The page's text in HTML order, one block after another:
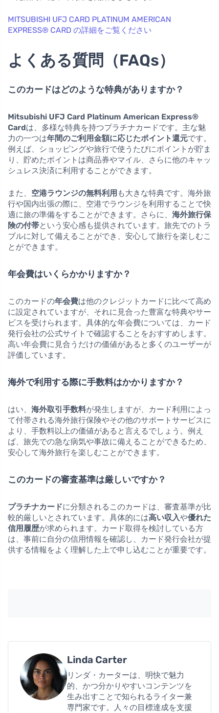
MITSUBISHI UFJ CARD PLATINUM AMERICAN
EXPRESS® CARD の詳細をご覧ください
よくある質問（FAQs）
このカードはどのような特典がありますか？
Mitsubishi UFJ Card Platinum American Express®
Cardは、多様な特典を持つプラチナカードです。主な魅
力の一つは年間のご利用金額に応じたポイント還元です。
例えば、ショッピングや旅行で使うたびにポイントが貯ま
り、貯めたポイントは商品券やマイル、さらに他のキャッ
シュレス決済に利用することができます。
また、 空港ラウンジの無料利用 も大きな特典です。海外旅
行や国内出張の際に、空港でラウンジを利用することで快
適に旅の準備をすることができます。さらに、 海外旅行保
険の付帯という安心感も提供されています。旅先でのトラ
ブルに対して備えることができ、安心して旅行を楽しむこ
とができます。
年会費はいくらかかりますか？
このカードの年会費は他のクレジットカードに比べて高め
に設定されていますが、それに見合った豊富な特典やサー
ビスを受けられます。具体的な年会費については、カード
発行会社の公式サイトで確認することをおすすめします。
高い年会費に見合うだけの価値があると多くのユーザーが
評価しています。
海外で利用する際に手数料はかかりますか？
はい、 海外取引手数料が発生しますが、カード利用によっ
て付帯される海外旅行保険やその他のサポートサービスに
より、手数料以上の価値があると言えるでしょう。例え
ば、旅先での急な病気や事故に備えることができるため、
安心して海外旅行を楽しむことができます。
このカードの審査基準は厳しいですか？
プラチナカードに分類されるこのカードは、審査基準が比
較的厳しいとされています。具体的には高い収入や優れた
信用履歴が求められます。カード取得を検討している方
は、事前に自分の信用情報を確認し、カード発行会社が提
供する情報をよく理解した上で申し込むことが重要です。
Linda Carter
リンダ・カーターは、明快で魅力
的、かつ分かりやすいコンテンツを
生み出すことで知られるライター兼
専門家です。人々の目標達成を支援